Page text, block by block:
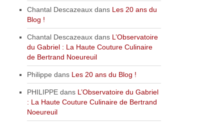
Chantal Descazeaux dans Les 20 ans du
Blog !
Chantal Descazeaux dans L’Observatoire
du Gabriel : La Haute Couture Culinaire
de Bertrand Noeureuil
Philippe dans Les 20 ans du Blog !
PHILIPPE dans L’Observatoire du Gabriel
: La Haute Couture Culinaire de Bertrand
Noeureuil